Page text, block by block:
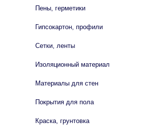
Пены, герметики
Гипсокартон, профили
Сетки, ленты
Изоляционный материал
Материалы для стен
Покрытия для пола
Краска, грунтовка